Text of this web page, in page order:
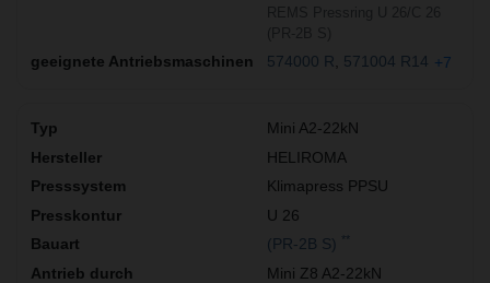
574000 R 571004 R14 +7
Mini A2-22kN
HELIROMA
Klimapress PPSU
U 26
(PR-2B S)
Mini Z8 A2-22kN